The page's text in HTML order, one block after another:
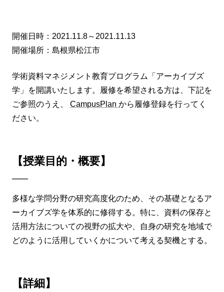
開催日時：2021.11.8～2021.11.13
開催場所：島根県松江市
学術資料マネジメント教育プログラム「アーカイブズ
学」を開講いたします。履修を希望される方は、下記を
ご参照のうえ、 CampusPlan から履修登録を行ってく
ださい。
【授業目的・概要】
多様な学問分野の研究高度化のため、その基礎となるア
ーカイブズ学を体系的に修得する。特に、資料の保存と
活用方法についての視野の拡大や、自身の研究を地域で
どのように活用していくかについて考える契機とする。
【詳細】